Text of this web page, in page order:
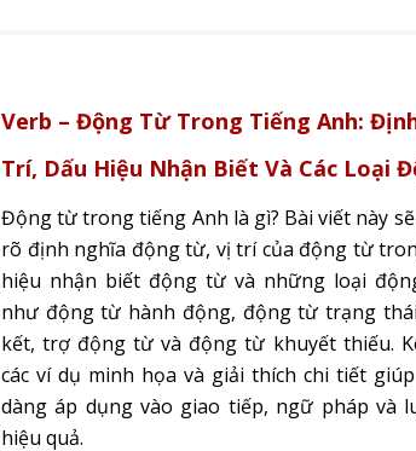
Verb – Động Từ Trong Tiếng Anh:
Trí, Dấu Hiệu Nhận Biết Và Các Loại
Động từ trong tiếng Anh là gì? Bài viết này
rõ định nghĩa động từ, vị trí của động từ
hiệu nhận biết động từ và những loại
như động từ hành động, động từ trạng
kết, trợ động từ và động từ khuyết thiếu.
các ví dụ minh họa và giải thích chi tiết
dàng áp dụng vào giao tiếp, ngữ pháp và
hiệu quả.